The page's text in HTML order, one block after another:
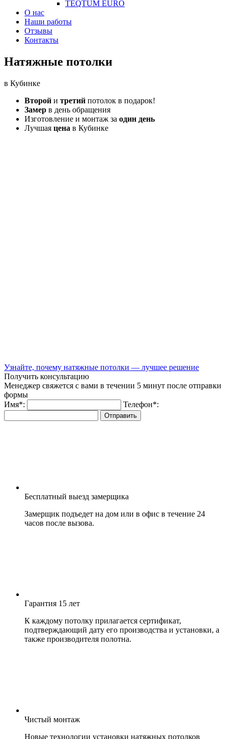
TEQTUM EURO
О нас
Наши работы
Отзывы
Контакты
Натяжные потолки
в Кубинке
Второй и третий потолок в подарок!
Замер в день обращения
Изготовление и монтаж за один день
Лучшая цена в Кубинке
Узнайте, почему натяжные потолки — лучшее решение
Получить консультацию
Менеджер свяжется с вами в течении 5 минут после отправки
формы
Имя*: Телефон*:
Отправить
Бесплатный выезд замерщика
Замерщик подъедет на дом или в офис в течение 24
часов после вызова.
Гарантия 15 лет
К каждому потолку прилагается сертификат,
подтверждающий дату его производства и установки, а
также производителя полотна.
Чистый монтаж
Новые технологии установки натяжных потолков